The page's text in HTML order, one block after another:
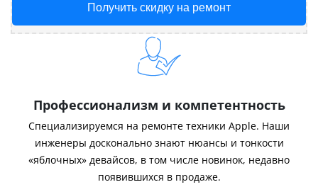
Получить скидку на ремонт
Профессионализм и компетентность
Специализируемся на ремонте техники Apple. Наши
инженеры досконально знают нюансы и тонкости
«яблочных» девайсов, в том числе новинок, недавно
появившихся в продаже.